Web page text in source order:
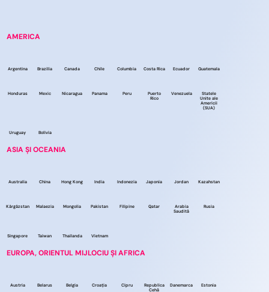
AMERICA
Argentina Brazilia Canada Chile Columbia Costa Rica Ecuador Guatemala
Honduras Mexic Nicaragua Panama Peru
Puerto
Rico
Venezuela
Statele
Unite ale
Americii
(SUA)
Uruguay Bolivia
ASIA ȘI OCEANIA
Australia China Hong Kong India Indonezia Japonia Jordan Kazahstan
Kârgâzstan Malaezia Mongolia Pakistan Filipine Qatar
Arabia
Saudită
Rusia
Singapore Taiwan Thailanda Vietnam
EUROPA, ORIENTUL MIJLOCIU ȘI AFRICA
Austria Belarus Belgia Croația Cipru
Republica
Cehă
Danemarca Estonia